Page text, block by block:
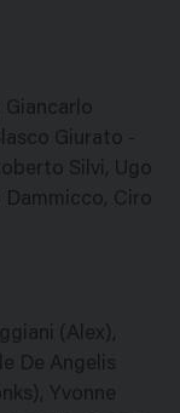
Giancarlo
Giurato -
Silvi, Ugo
Dammicco, Ciro
(Alex),
De Angelis
Yvonne